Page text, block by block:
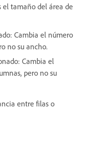
el tamaño del área de
Cambia el número
no su ancho.
Cambia el
pero no su
entre filas o